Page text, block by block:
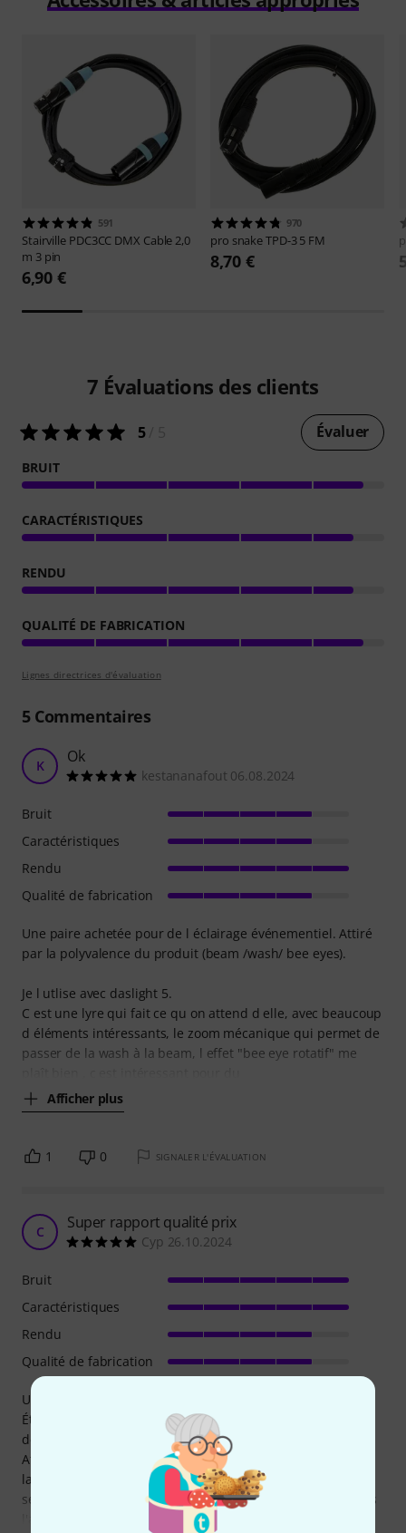
591
Stairville PDC3CC DMX Cable 2,0
m 3 pin
6,90 €
970
pro snakeTPD-3 5 FM
8,70 €
7 Évaluations des clients
5/ 5 Évaluer
BRUIT
CARACTÉRISTIQUES
RENDU
QUALITÉ DE FABRICATION
Lignes directrices d'évaluation
5Commentaires
K Ok
kestananafout 06.08.2024
Une paire achetée pour de l éclairage événementiel. Attiré
par la polyvalence du produit (beam /wash/ bee eyes).
Je l utlise avec daslight 5.
C est une lyre qui fait ce qu on attend d elle, avec beaucoup
d éléments intéressants, le zoom mécanique qui permet de
passer de la wash à la beam, l effet "bee eye rotatif" me
Afficher plus
Bruit
Caractéristiques
Rendu
Qualité de fabrication
1 0 SIGNALER L'ÉVALUATION
C Super rapport qualité prix
Cyp 26.10.2024
Un bon rendu pour le prix ! Assez compact, léger.
Étonnamment, il faut deux crochets, mais c'est bien le seul
défaut de ce projecteur.
Attention, l'effet flower n'est pas infini comment peut le
laisser penser la vidéo démo de ce produit, les 6 faisceaux
se resserrent et se séparent à l'infini, dans un sens et dans
l'autre, mais les faisceaux ne peuvent pas
Bruit
Caractéristiques
Rendu
Qualité de fabrication